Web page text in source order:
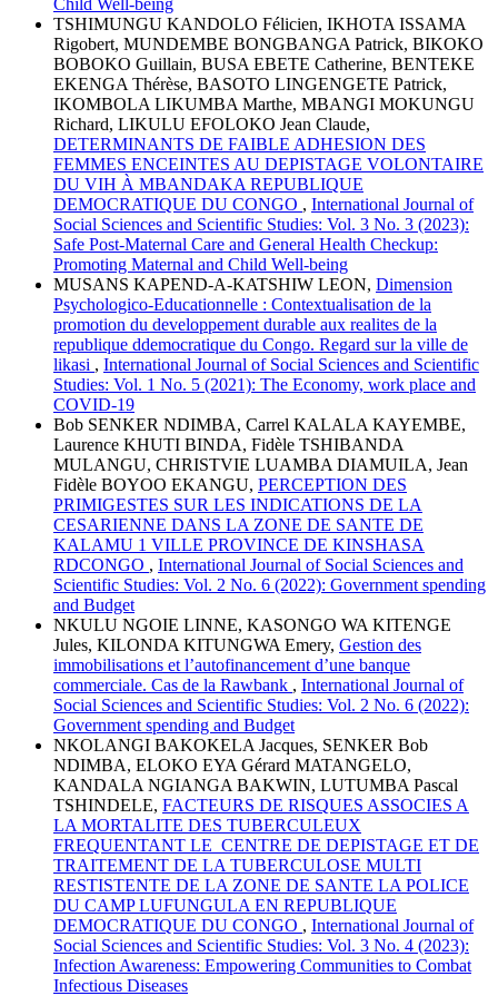
TSHIMUNGU KANDOLO Félicien, IKHOTA ISSAMA
Rigobert, MUNDEMBE BONGBANGA Patrick, BIKOKO
BOBOKO Guillain, BUSA EBETE Catherine, BENTEKE
EKENGA Thérèse, BASOTO LINGENGETE Patrick,
IKOMBOLA LIKUMBA Marthe, MBANGI MOKUNGU
Richard, LIKULU EFOLOKO Jean Claude,
DETERMINANTS DE FAIBLE ADHESION DES
FEMMES ENCEINTES AU DEPISTAGE VOLONTAIRE
DU VIH À MBANDAKA REPUBLIQUE
DEMOCRATIQUE DU CONGO , International Journal of
Social Sciences and Scientific Studies: Vol. 3 No. 3 (2023):
Safe Post-Maternal Care and General Health Checkup:
Promoting Maternal and Child Well-being
MUSANS KAPEND-A-KATSHIW LEON, Dimension
Psychologico-Educationnelle : Contextualisation de la
promotion du developpement durable aux realites de la
republique ddemocratique du Congo. Regard sur la ville de
likasi , International Journal of Social Sciences and Scientific
Studies: Vol. 1 No. 5 (2021): The Economy, work place and
COVID-19
Bob SENKER NDIMBA, Carrel KALALA KAYEMBE,
Laurence KHUTI BINDA, Fidèle TSHIBANDA
MULANGU, CHRISTVIE LUAMBA DIAMUILA, Jean
Fidèle BOYOO EKANGU, PERCEPTION DES
PRIMIGESTES SUR LES INDICATIONS DE LA
CESARIENNE DANS LA ZONE DE SANTE DE
KALAMU 1 VILLE PROVINCE DE KINSHASA
RDCONGO , International Journal of Social Sciences and
Scientific Studies: Vol. 2 No. 6 (2022): Government spending
and Budget
NKULU NGOIE LINNE, KASONGO WA KITENGE
Jules, KILONDA KITUNGWA Emery, Gestion des
immobilisations et l’autofinancement d’une banque
commerciale. Cas de la Rawbank , International Journal of
Social Sciences and Scientific Studies: Vol. 2 No. 6 (2022):
Government spending and Budget
NKOLANGI BAKOKELA Jacques, SENKER Bob
NDIMBA, ELOKO EYA Gérard MATANGELO,
KANDALA NGIANGA BAKWIN, LUTUMBA Pascal
TSHINDELE, FACTEURS DE RISQUES ASSOCIES A
LA MORTALITE DES TUBERCULEUX
FREQUENTANT LE CENTRE DE DEPISTAGE ET DE
TRAITEMENT DE LA TUBERCULOSE MULTI
RESTISTENTE DE LA ZONE DE SANTE LA POLICE
DU CAMP LUFUNGULA EN REPUBLIQUE
DEMOCRATIQUE DU CONGO , International Journal of
Social Sciences and Scientific Studies: Vol. 3 No. 4 (2023):
Infection Awareness: Empowering Communities to Combat
Infectious Diseases